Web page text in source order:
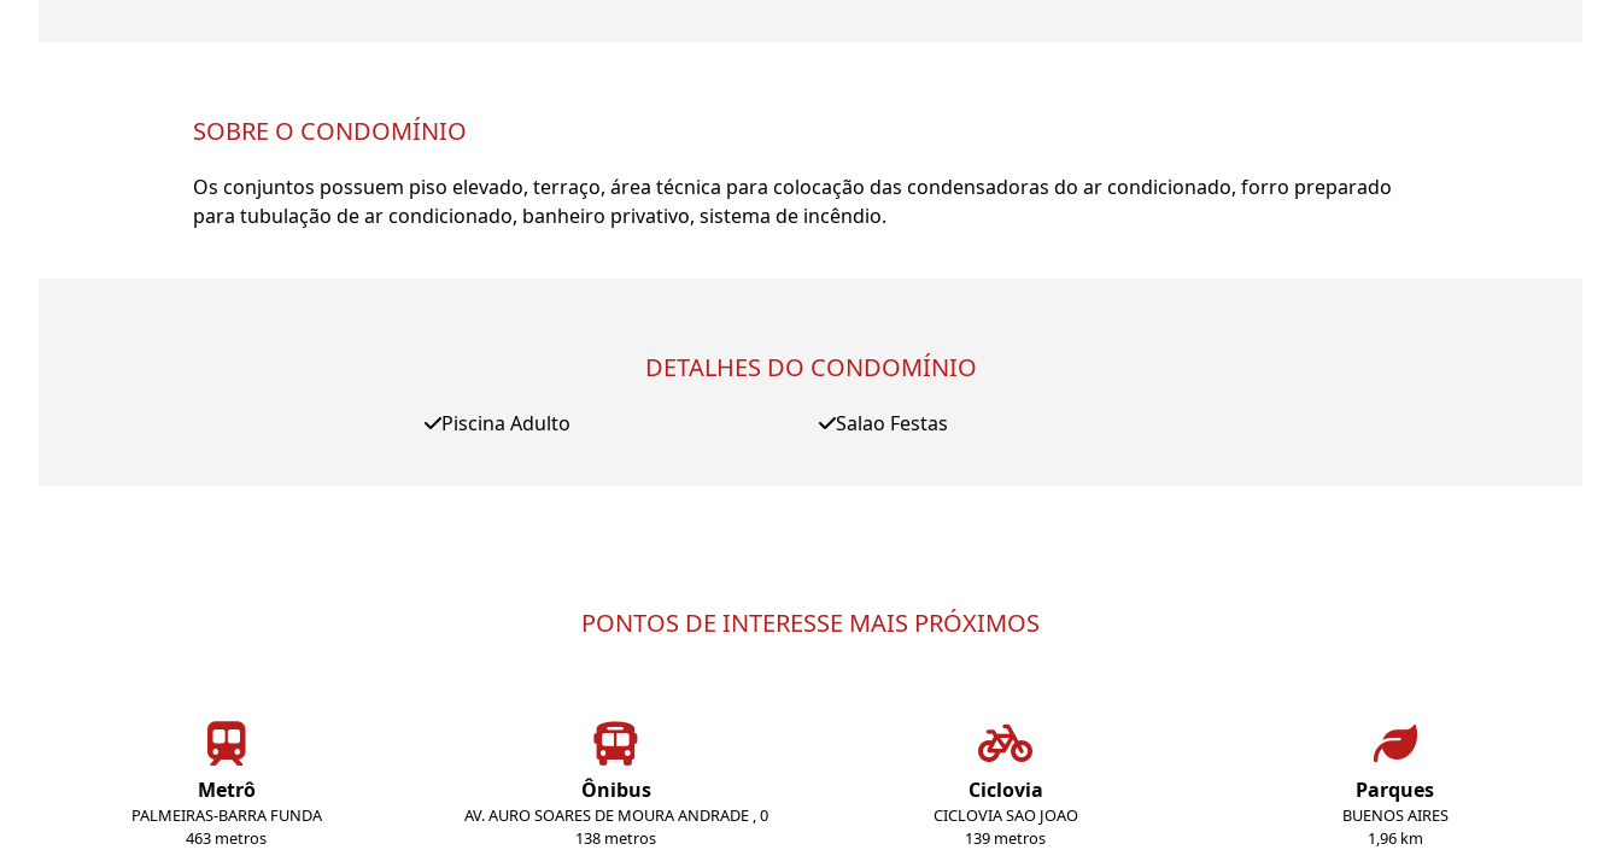
SOBRE O CONDOMÍNIO
Os conjuntos possuem piso elevado, terraço, área técnica para colocação das condensadoras do ar condicionado, forro preparado
para tubulação de ar condicionado, banheiro privativo, sistema de incêndio.
DETALHES DO CONDOMÍNIO
Piscina Adulto Salao Festas
PONTOS DE INTERESSE MAIS PRÓXIMOS
Metrô
PALMEIRAS-BARRA FUNDA
463 metros
Ônibus
AV. AURO SOARES DE MOURA ANDRADE , 0
138 metros
Ciclovia
CICLOVIA SAO JOAO
139 metros
Parques
BUENOS AIRES
1,96 km